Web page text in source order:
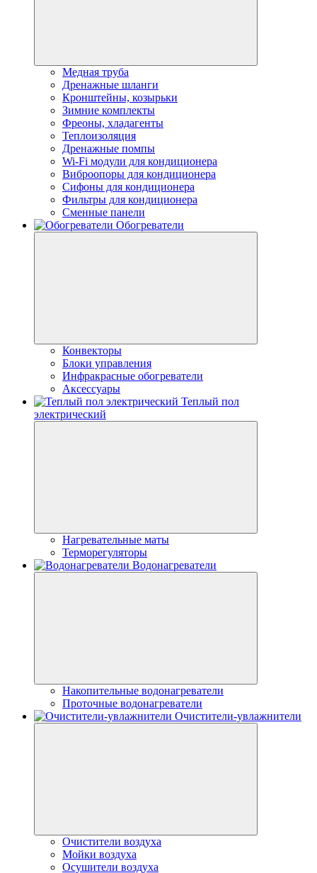
Медная труба
Дренажные шланги
Кронштейны, козырьки
Зимние комплекты
Фреоны, хладагенты
Теплоизоляция
Дренажные помпы
Wi-Fi модули для кондиционера
Виброопоры для кондиционера
Сифоны для кондиционера
Фильтры для кондиционера
Сменные панели
Обогреватели
Конвекторы
Блоки управления
Инфракрасные обогреватели
Аксессуары
Теплый пол
электрический
Нагревательные маты
Терморегуляторы
Водонагреватели
Накопительные водонагреватели
Проточные водонагреватели
Очистители-увлажнители
Очистители воздуха
Мойки воздуха
Осушители воздуха